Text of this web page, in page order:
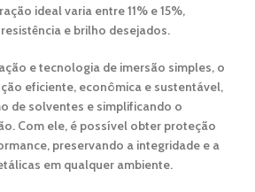
ideal varia entre 11% e 15%,
e brilho desejados.
e tecnologia de imersão simples, o
eficiente, econômica e sustentável,
de solventes e simplificando o
Com ele, é possível obter proteção
, preservando a integridade e a
em qualquer ambiente.